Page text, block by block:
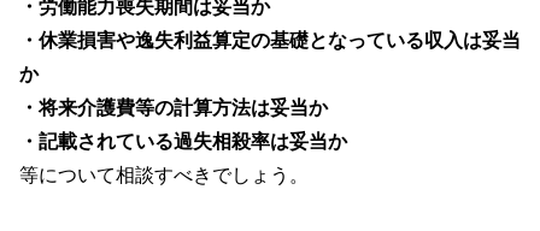
・労働能力喪失期間は妥当か
・休業損害や逸失利益算定の基礎となっている収入は妥当
か
・将来介護費等の計算方法は妥当か
・記載されている過失相殺率は妥当か
等について相談すべきでしょう。